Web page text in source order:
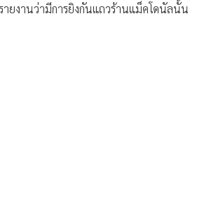
ายงานว่ามีการยิงกันแถวร้านแม็คโดนัลนั้น